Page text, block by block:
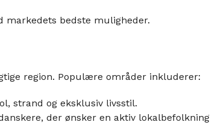
markedets bedste muligheder.
region. Populære områder inkluderer:
strand og eksklusiv livsstil.
der ønsker en aktiv lokalbefolkning